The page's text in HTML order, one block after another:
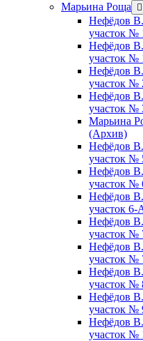
Марьина Роща
Нефёдов
участок №
Нефёдов
участок №
Нефёдов
участок №
Нефёдов
участок №
Марьина
(Архив)
Нефёдов
участок №
Нефёдов
участок №
Нефёдов
участок 6-
Нефёдов
участок №
Нефёдов
участок №
Нефёдов
участок №
Нефёдов
участок №
Нефёдов
участок №